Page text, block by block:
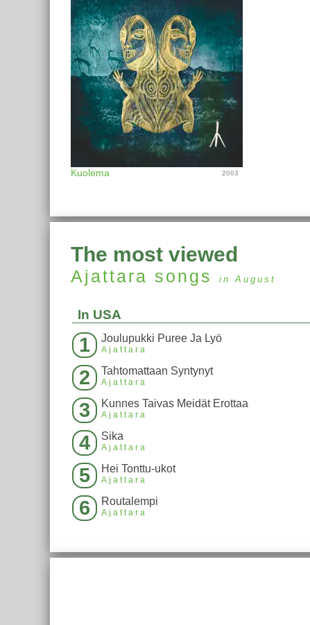
Kuolema 2003
The most viewed
Ajattara songs in August
In USA
1 Joulupukki Puree Ja Lyö
Ajattara
2 Tahtomattaan Syntynyt
Ajattara
3 Kunnes Taivas Meidät Erottaa
Ajattara
4 Sika
Ajattara
5 Hei Tonttu-ukot
Ajattara
6 Routalempi
Ajattara